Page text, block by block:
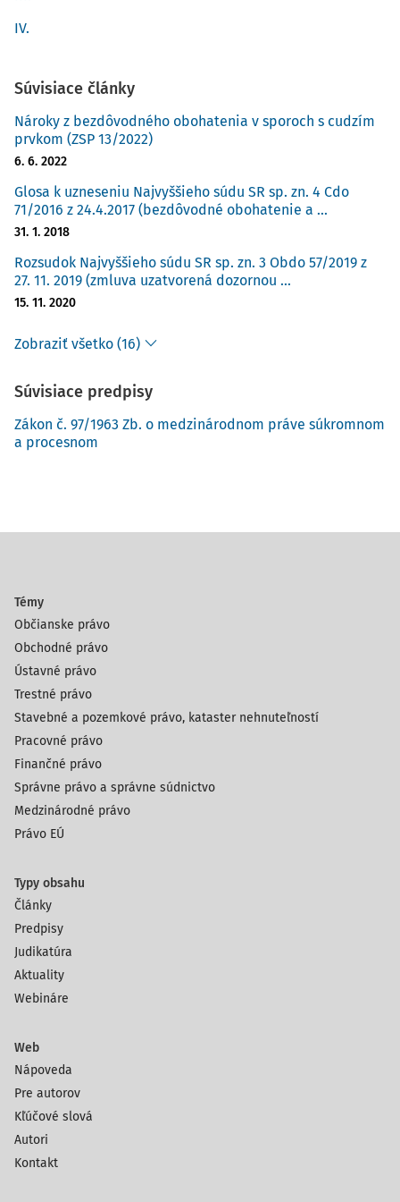
práva o bezdôvodnom obohatení, ktorá je dodnes vlastná
IV.
Súvisiace články
Nároky z bezdôvodného obohatenia v sporoch s cudzím
prvkom (ZSP 13/2022)
6. 6. 2022
Glosa k uzneseniu Najvyššieho súdu SR sp. zn. 4 Cdo
71/2016 z 24.4.2017 (bezdôvodné obohatenie a ...
31. 1. 2018
Rozsudok Najvyššieho súdu SR sp. zn. 3 Obdo 57/2019 z
27. 11. 2019 (zmluva uzatvorená dozornou ...
15. 11. 2020
Zobraziť všetko (16)
Súvisiace predpisy
Zákon č. 97/1963 Zb. o medzinárodnom práve súkromnom
a procesnom
Témy
Občianske právo
Obchodné právo
Ústavné právo
Trestné právo
Stavebné a pozemkové právo, kataster nehnuteľností
Pracovné právo
Finančné právo
Správne právo a správne súdnictvo
Medzinárodné právo
Právo EÚ
Typy obsahu
Články
Predpisy
Judikatúra
Aktuality
Webináre
Web
Nápoveda
Pre autorov
Kľúčové slová
Autori
Kontakt